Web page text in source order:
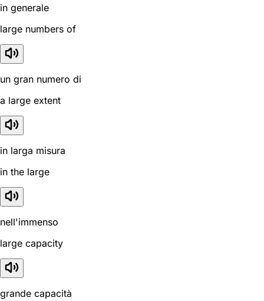
in generale
large numbers of
un gran numero di
a large extent
in larga misura
in the large
nell'immenso
large capacity
grande capacità